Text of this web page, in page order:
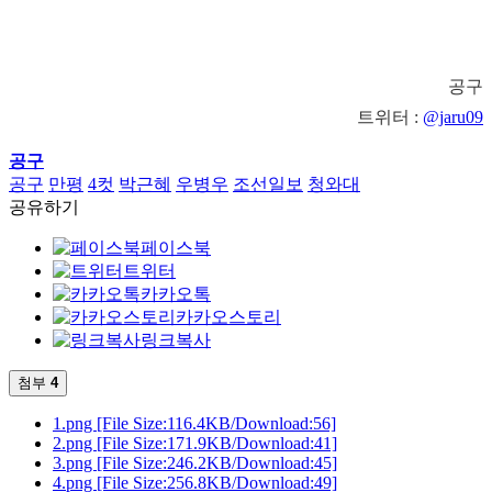
공구
트위터 : @jaru09
공구
공구 만평 4컷 박근혜 우병우 조선일보 청와대
공유하기
페이스북
트위터
카카오톡
카카오스토리
링크복사
첨부 4
1.png [File Size:116.4KB/Download:56]
2.png [File Size:171.9KB/Download:41]
3.png [File Size:246.2KB/Download:45]
4.png [File Size:256.8KB/Download:49]